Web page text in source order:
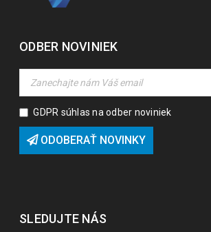
ODBER NOVINIEK
GDPR súhlas na odber noviniek
ODOBERAŤ NOVINKY
SLEDUJTE NÁS